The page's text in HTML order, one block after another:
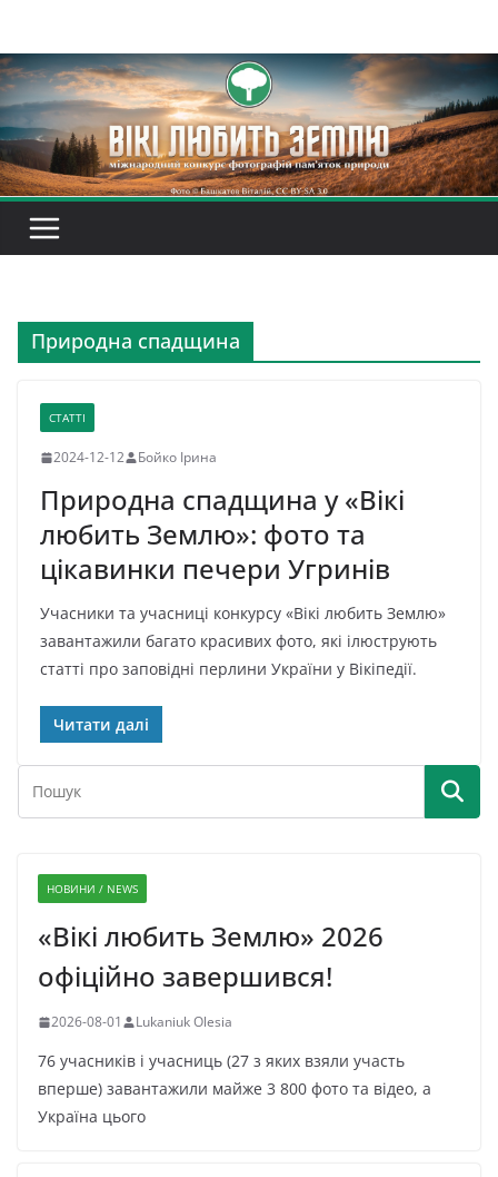
вмісту
Природна спадщина
СТАТТІ
2024-12-12 Бойко Ірина
Природна спадщина у «Вікі
любить Землю»: фото та
цікавинки печери Угринів
Учасники та учасниці конкурсу «Вікі любить Землю»
завантажили багато красивих фото, які ілюструють
статті про заповідні перлини України у Вікіпедії.
Читати далі
НОВИНИ / NEWS
«Вікі любить Землю» 2026
офіційно завершився!
2026-08-01 Lukaniuk Olesia
76 учасників і учасниць (27 з яких взяли участь
вперше) завантажили майже 3 800 фото та відео, а
Україна цього